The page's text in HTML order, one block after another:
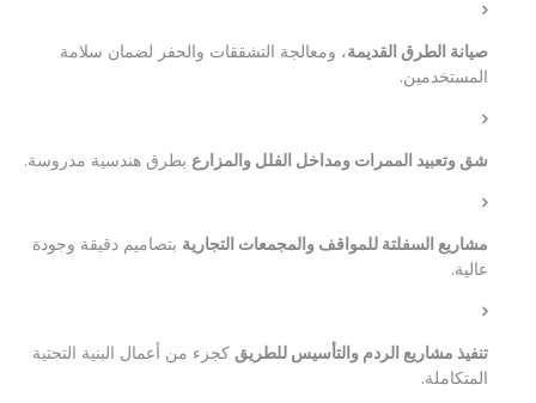
صيانة الطرق القديمة، ومعالجة التشققات والحفر لضمان سلامة
المستخدمين.
شق وتعبيد الممرات ومداخل الفلل والمزارع بطرق هندسية مدروسة.
مشاريع السفلتة للمواقف والمجمعات التجارية بتصاميم دقيقة وجودة
عالية.
تنفيذ مشاريع الردم والتأسيس للطريق كجزء من أعمال البنية التحتية
المتكاملة.